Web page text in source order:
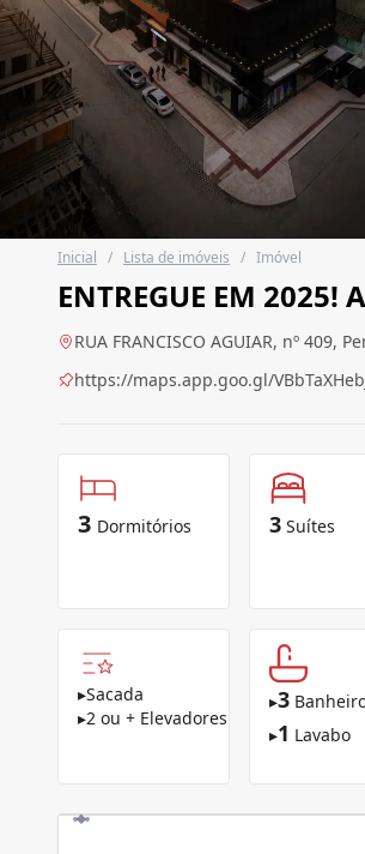
Inicial / Lista de imóveis / Imóvel
ENTREGUE EM 2025!
RUA FRANCISCO AGUIAR, nº 409,
https://maps.app.goo.gl/
3 Dormitórios 3 Suítes
▸Sacada
▸2 ou + Elevadores
▸3
▸1 Lavabo